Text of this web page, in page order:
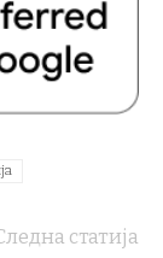
статија